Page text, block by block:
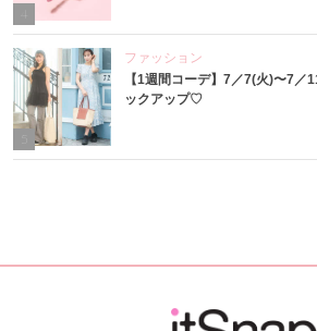
4
ファッション
【1週間コーデ】7／7(火)〜7／
ックアップ♡